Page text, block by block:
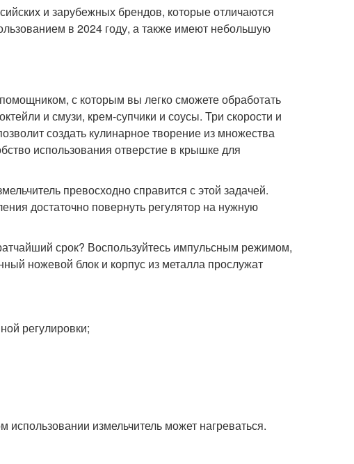
и зарубежных брендов, которые отличаются
в 2024 году, а также имеют небольшую
с которым вы легко сможете обработать
и смузи, крем-супчики и соусы. Три скорости и
создать кулинарное творение из множества
использования отверстие в крышке для
превосходно справится с этой задачей.
достаточно повернуть регулятор на нужную
срок? Воспользуйтесь импульсным режимом,
ножевой блок и корпус из металла прослужат
регулировки;
измельчитель может нагреваться.